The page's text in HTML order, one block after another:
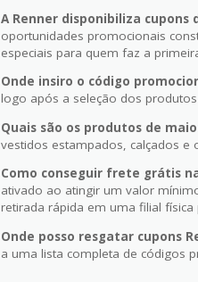
A Renner disponibiliza
oportunidades promocionais
especiais para quem faz a
Onde insiro o código
logo após a seleção dos
Quais são os produtos de
vestidos estampados, calçados
Como conseguir frete grátis
ativado ao atingir um valor
retirada rápida em uma filial física
Onde posso resgatar cupons
a uma lista completa de códigos